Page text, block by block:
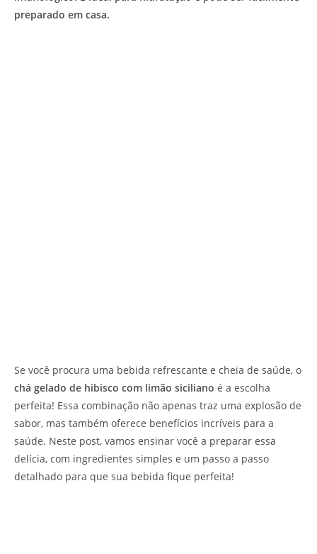
preparado em casa.
Se você procura uma bebida refrescante e cheia de saúde, o
chá gelado de hibisco com limão siciliano é a escolha
perfeita! Essa combinação não apenas traz uma explosão de
sabor, mas também oferece benefícios incríveis para a
saúde. Neste post, vamos ensinar você a preparar essa
delícia, com ingredientes simples e um passo a passo
detalhado para que sua bebida fique perfeita!